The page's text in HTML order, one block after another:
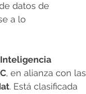
datos de
a lo
, en alianza con las
. Está clasificada